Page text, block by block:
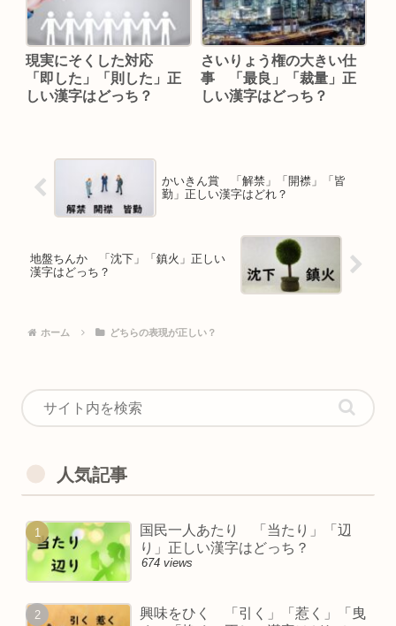
現実にそくした対応
「即した」「則した」正
しい漢字はどっち？
さいりょう権の大きい仕
事 「最良」「裁量」正
しい漢字はどっち？
かいきん賞 「解禁」「開襟」「皆
勤」正しい漢字はどれ？
地盤ちんか 「沈下」「鎮火」正しい
漢字はどっち？
ホーム どちらの表現が正しい？
人気記事
国民一人あたり 「当たり」「辺
り」正しい漢字はどっち？
674 views
興味をひく 「引く」「惹く」「曳